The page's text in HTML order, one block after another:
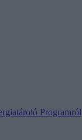
Programról